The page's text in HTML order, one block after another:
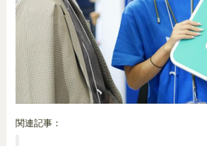
関連記事：